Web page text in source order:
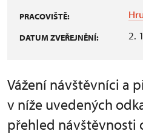
PRACOVIŠTĚ:
DATUM ZVEŘEJNĚNÍ: 2.
Vážení návštěvníci a
v níže uvedených
přehled návštěvnosti